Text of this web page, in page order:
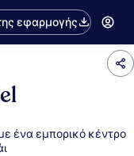
εφαρμογής
ένα εμπορικό κέντρο